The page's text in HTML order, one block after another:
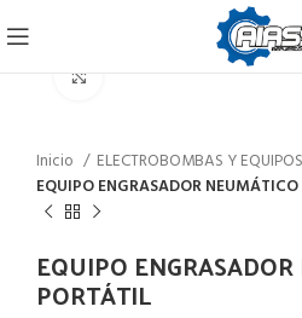
Inicio
ELECTROBOMBAS Y EQUIPOS
EQUIPO ENGRASADOR
EQUIPO
PORTÁTIL